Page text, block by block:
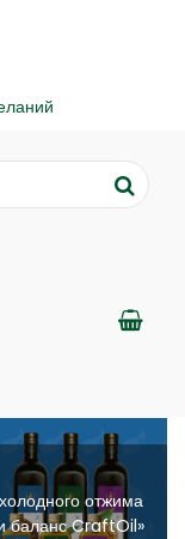
отжима
баланс CraftOil»